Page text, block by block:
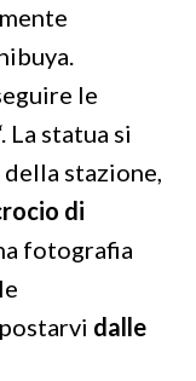
le
La statua si
della stazione,
di
fotografia
dalle